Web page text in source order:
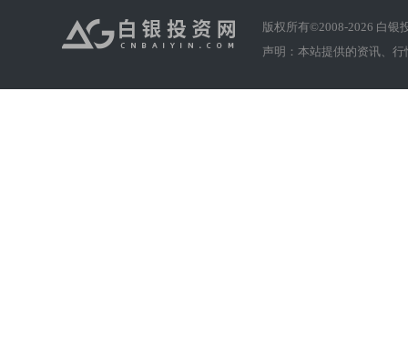
版权所有©2008-2026 白银
声明：本站提供的资讯、